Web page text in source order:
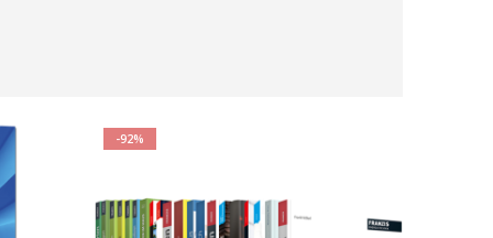
-92%